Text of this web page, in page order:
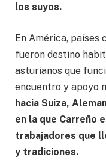
los suyos.
En América, países
fueron destino
asturianos que
encuentro y apoyo
hacia Suiza,
en la que Carreño
trabajadores que
y tradiciones.